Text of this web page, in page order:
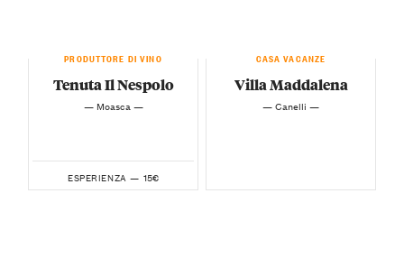
PRODUTTORE DI VINO
Tenuta Il Nespolo
— Moasca —
ESPERIENZA — 15€
CASA VACANZE
Villa Maddalena
— Canelli —